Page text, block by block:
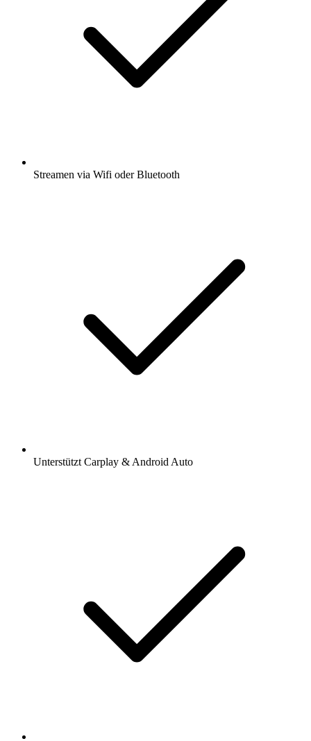
Streamen via Wifi oder Bluetooth
Unterstützt Carplay & Android Auto